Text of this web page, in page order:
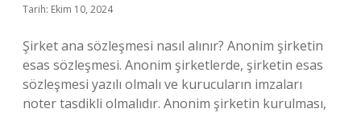
Tarih: Ekim 10, 2024
Şirket ana sözleşmesi nasıl alınır? Anonim şirketin
esas sözleşmesi. Anonim şirketlerde, şirketin esas
sözleşmesi yazılı olmalı ve kurucuların imzaları
noter tasdikli olmalıdır. Anonim şirketin kurulması,